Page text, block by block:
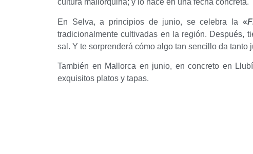
cultura mallorquina; y lo hace en una fecha concreta.
En Selva, a principios de junio, se celebra la «
tradicionalmente cultivadas en la región. Después,
sal. Y te sorprenderá cómo algo tan sencillo da
También en Mallorca en junio, en concreto en
exquisitos platos y tapas.